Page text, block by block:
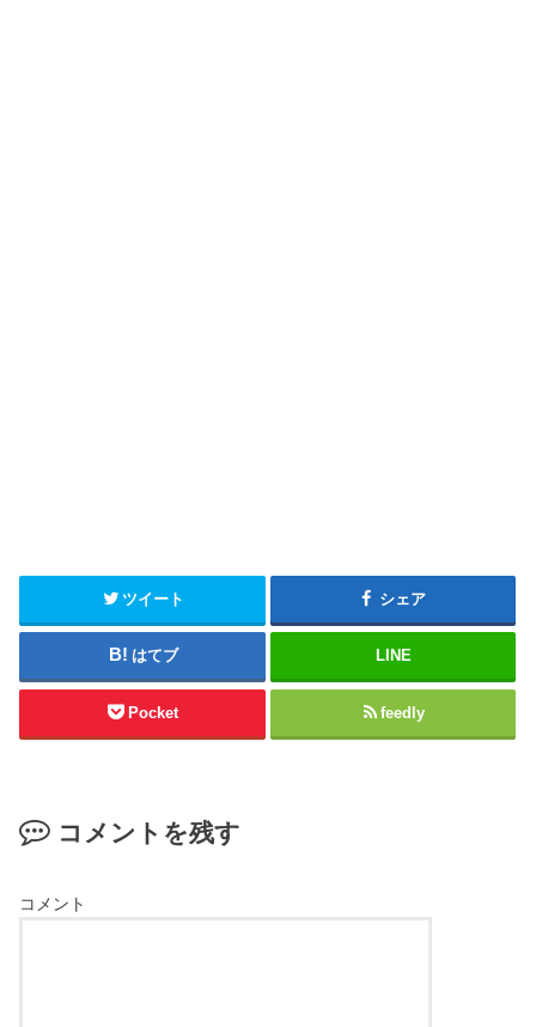
ツイート シェア
はてブ LINE
Pocket feedly
コメントを残す
コメント